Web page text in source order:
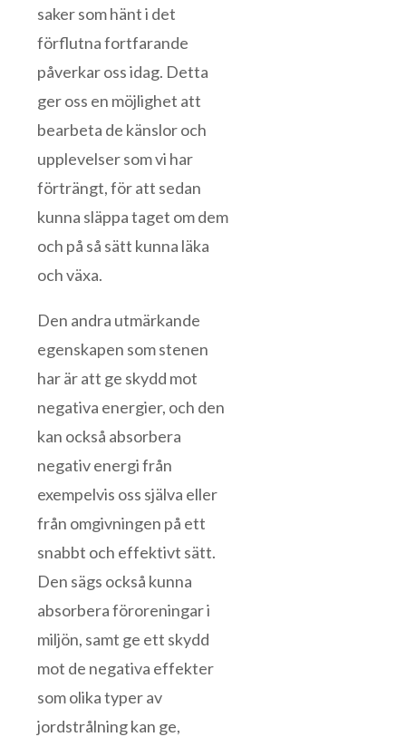
saker som hänt i det
förflutna fortfarande
påverkar oss idag. Detta
ger oss en möjlighet att
bearbeta de känslor och
upplevelser som vi har
förträngt, för att sedan
kunna släppa taget om dem
och på så sätt kunna läka
och växa.
Den andra utmärkande
egenskapen som stenen
har är att ge skydd mot
negativa energier, och den
kan också absorbera
negativ energi från
exempelvis oss själva eller
från omgivningen på ett
snabbt och effektivt sätt.
Den sägs också kunna
absorbera föroreningar i
miljön, samt ge ett skydd
mot de negativa effekter
som olika typer av
jordstrålning kan ge,